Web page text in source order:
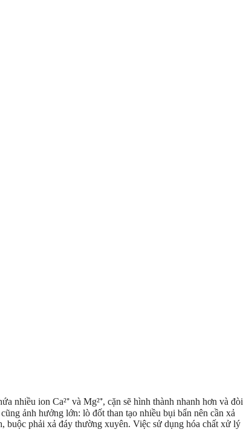
nhiều ion Ca²⁺ và Mg²⁺, cặn sẽ hình thành nhanh hơn và đòi
ảnh hưởng lớn: lò đốt than tạo nhiều bụi bẩn nên cần xả
buộc phải xả đáy thường xuyên. Việc sử dụng hóa chất xử lý